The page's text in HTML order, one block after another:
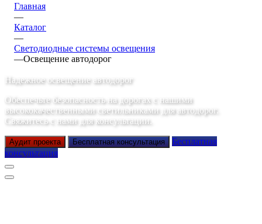
Главная
—
Каталог
—
Светодиодные системы освещения
—Освещение автодорог
Надежное освещение автодорог
Обеспечьте безопасность на дорогах с нашими
высококачественными светильниками для автодорог.
Свяжитесь с нами для консультации.
Аудит проекта Бесплатная консультация
Бесплатная
консультация